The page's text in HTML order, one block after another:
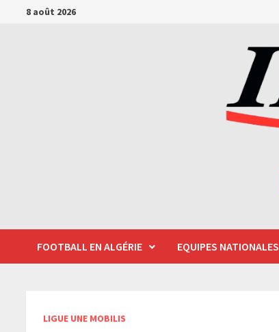
Passer8 août 2026
FOOTBALL EN ALGÉRIE EQUIPES NATIONALES
LIGUE UNE MOBILIS